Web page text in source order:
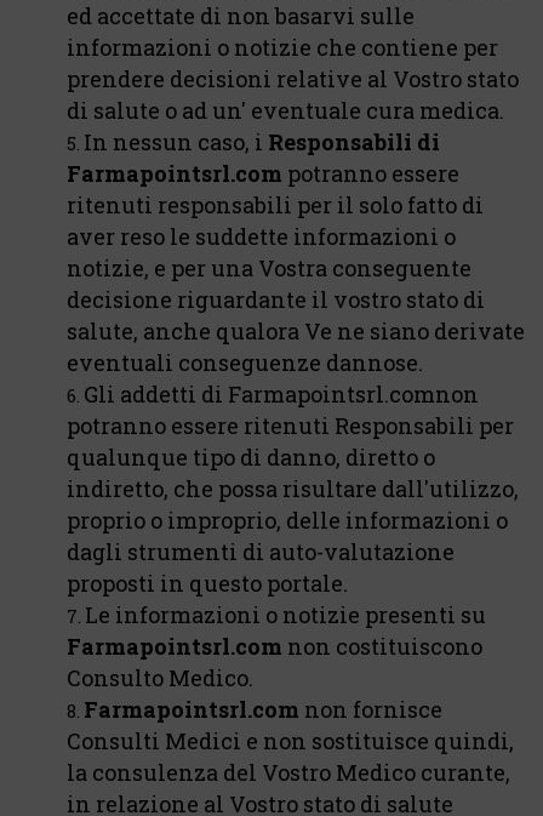
ed accettate di non basarvi sulle
informazioni o notizie che contiene per
prendere decisioni relative al Vostro stato
di salute o ad un' eventuale cura medica.
In nessun caso, i Responsabili di
Farmapointsrl.com potranno essere
ritenuti responsabili per il solo fatto di
aver reso le suddette informazioni o
notizie, e per una Vostra conseguente
decisione riguardante il vostro stato di
salute, anche qualora Ve ne siano derivate
eventuali conseguenze dannose.
Gli addetti di Farmapointsrl.comnon
potranno essere ritenuti Responsabili per
qualunque tipo di danno, diretto o
indiretto, che possa risultare dall'utilizzo,
proprio o improprio, delle informazioni o
dagli strumenti di auto-valutazione
proposti in questo portale.
Le informazioni o notizie presenti su
Farmapointsrl.com non costituiscono
Consulto Medico.
Farmapointsrl.com non fornisce
Consulti Medici e non sostituisce quindi,
la consulenza del Vostro Medico curante,
in relazione al Vostro stato di salute